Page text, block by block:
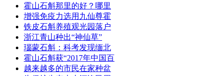
霍山石斛那里的好？哪里
增强免疫力选用九仙尊霍
铁皮石斛养殖观光园落户
浙江青山种出“神仙草”
瑙蒙石斛：科考发现缅北
霍山石斛获“2017年中国百
越来越多的市民在家种盆